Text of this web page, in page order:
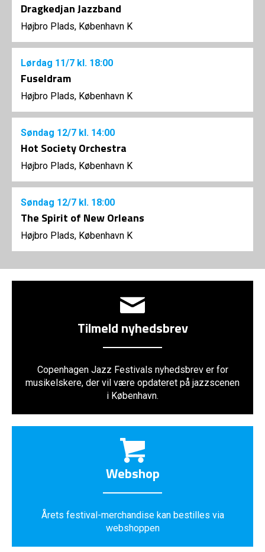
Dragkedjan Jazzband
Højbro Plads, København K
Lørdag 11/7 kl. 18:00
Fuseldram
Højbro Plads, København K
Søndag 12/7 kl. 14:00
Hot Society Orchestra
Højbro Plads, København K
Søndag 12/7 kl. 18:00
The Spirit of New Orleans
Højbro Plads, København K
Tilmeld nyhedsbrev
Copenhagen Jazz Festivals nyhedsbrev er for
musikelskere, der vil være opdateret på jazzscenen
i København.
Webshop
Årets festival-merchandise kan bestilles via
webshoppen